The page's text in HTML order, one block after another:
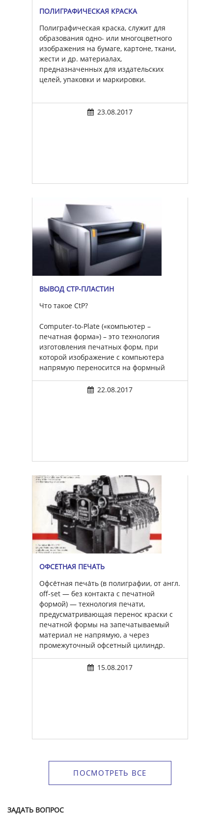
ПОЛИГРАФИЧЕСКАЯ КРАСКА
Полиграфическая краска, служит для
образования одно- или многоцветного
изображения на бумаге, картоне, ткани,
жести и др. материалах,
предназначенных для издательских
целей, упаковки и маркировки.
23.08.2017
ВЫВОД CTP-ПЛАСТИН
Что такое CtP?
Computer-to-Plate («компьютер –
печатная форма») – это технология
изготовления печатных форм, при
которой изображение с компьютера
напрямую переносится на формный
22.08.2017
ОФСЕ́ТНАЯ ПЕЧА́ТЬ
Офсе́тная печа́ть (в полиграфии, от англ.
off-set — без контакта с печатной
формой) — технология печати,
предусматривающая перенос краски с
печатной формы на запечатываемый
материал не напрямую, а через
промежуточный офсетный цилиндр.
15.08.2017
ПОСМОТРЕТЬ ВСЕ
ЗАДАТЬ ВОПРОС